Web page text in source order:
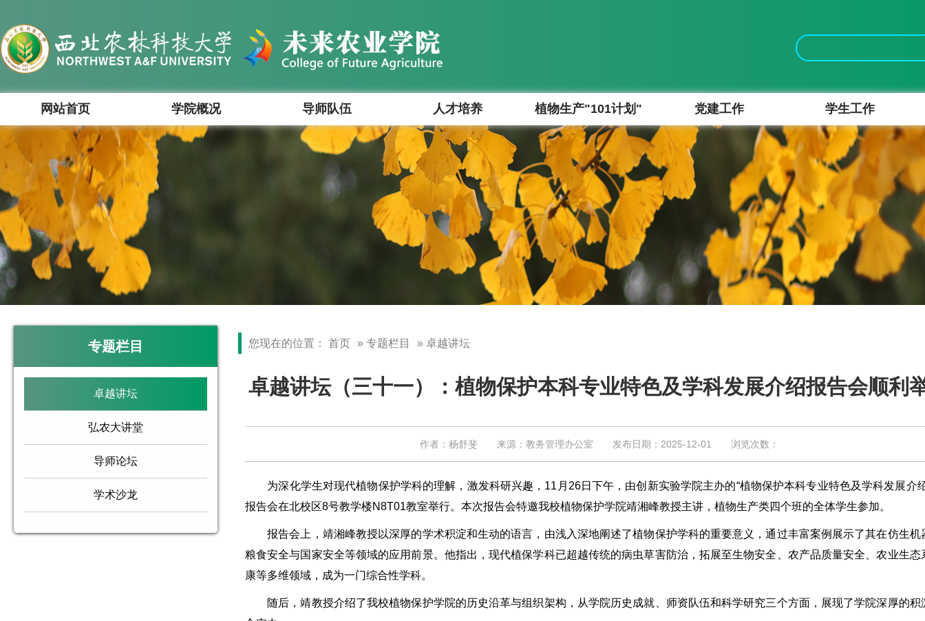
网站首页 学院概况 导师队伍 人才培养 植物生产"101计划" 党建工作 学生工作
专题栏目
卓越讲坛
弘农大讲堂
导师论坛
学术沙龙
您现在的位置： 首页 » 专题栏目 » 卓越讲坛
卓越讲坛（三十一）：植物保护本科专业特色及学科发展介绍报告会顺利
作者：杨舒斐 来源：教务管理办公室 发布日期：2025-12-01 浏览次数：
为深化学生对现代植物保护学科的理解，激发科研兴趣，11月26日下午，由创新实验学院主办的“植物保护本科专业特色及学科发展介
报告会在北校区8号教学楼N8T01教室举行。本次报告会特邀我校植物保护学院靖湘峰教授主讲，植物生产类四个班的全体学生参加。
报告会上，靖湘峰教授以深厚的学术积淀和生动的语言，由浅入深地阐述了植物保护学科的重要意义，通过丰富案例展示了其在仿生机
粮食安全与国家安全等领域的应用前景。他指出，现代植保学科已超越传统的病虫草害防治，拓展至生物安全、农产品质量安全、农业生态
康等多维领域，成为一门综合性学科。
随后，靖教授介绍了我校植物保护学院的历史沿革与组织架构，从学院历史成就、师资队伍和科学研究三个方面，展现了学院深厚的积